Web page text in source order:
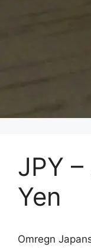
JPY
Yen
Omregn